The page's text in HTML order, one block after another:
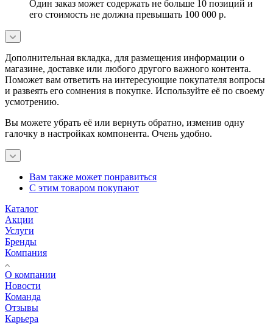
Один заказ может содержать не больше 10 позиций и
его стоимость не должна превышать 100 000 р.
Дополнительная вкладка, для размещения информации о
магазине, доставке или любого другого важного контента.
Поможет вам ответить на интересующие покупателя вопросы
и развеять его сомнения в покупке. Используйте её по своему
усмотрению.
Вы можете убрать её или вернуть обратно, изменив одну
галочку в настройках компонента. Очень удобно.
Вам также может понравиться
С этим товаром покупают
Каталог
Акции
Услуги
Бренды
Компания
О компании
Новости
Команда
Отзывы
Карьера